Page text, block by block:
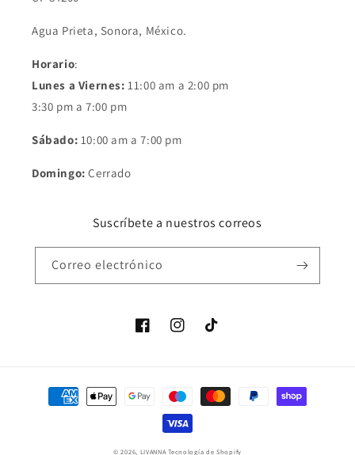
Agua Prieta, Sonora, México.
Horario:
Lunes a Viernes: 11:00 am a 2:00 pm
3:30 pm a 7:00 pm
Sábado: 10:00 am a 7:00 pm
Domingo: Cerrado
Suscríbete a nuestros correos
Correo electrónico
FacebookInstagramTikTok
Formas
© 2026, LIVANNA Tecnología de Shopify